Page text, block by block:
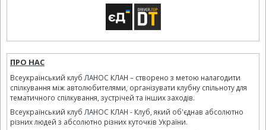
ПРО НАС
Всеукраїнський клуб ЛАНОС КЛАН – створено з метою налагодити
спілкування між автолюбителями, організувати клубну спільноту для
тематичного спілкування, зустрічей та інших заходів.
Всеукраїнський клуб ЛАНОС КЛАН - Клуб, який об'єднав абсолютно
різних людей з абсолютно різних куточків України.